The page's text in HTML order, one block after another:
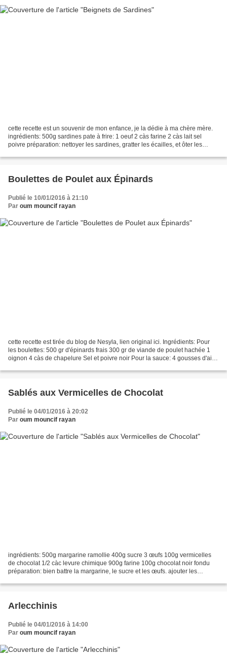
cette recette est un souvenir de mon enfance, je la dédie à ma chère mère.
ingrédients: 500g sardines pate à frire: 1 oeuf 2 càs farine 2 càs lait sel
poivre préparation: nettoyer les sardines, gratter les écailles, et ôter les
Boulettes de Poulet aux Épinards
Publié le 10/01/2016 à 21:10
Par oum mouncif rayan
cette recette est tirée du blog de Nesyla, lien original ici. Ingrédients: Pour
les boulettes: 500 gr d'épinards frais 300 gr de viande de poulet hachée 1
oignon 4 càs de chapelure Sel et poivre noir Pour la sauce: 4 gousses d'ail 1
Sablés aux Vermicelles de Chocolat
Publié le 04/01/2016 à 20:02
Par oum mouncif rayan
ingrédients: 500g margarine ramollie 400g sucre 3 œufs 100g vermicelles
de chocolat 1/2 càc levure chimique 900g farine 100g chocolat noir fondu
préparation: bien battre la margarine, le sucre et les œufs. ajouter les
Arlecchinis
Publié le 04/01/2016 à 14:00
Par oum mouncif rayan